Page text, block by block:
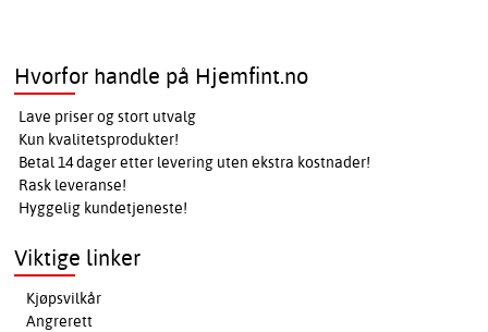
Hvorfor handle på Hjemfint.no
Lave priser og stort utvalg
Kun kvalitetsprodukter!
Betal 14 dager etter levering uten ekstra kostnader!
Rask leveranse!
Hyggelig kundetjeneste!
Viktige linker
Kjøpsvilkår
Angrerett